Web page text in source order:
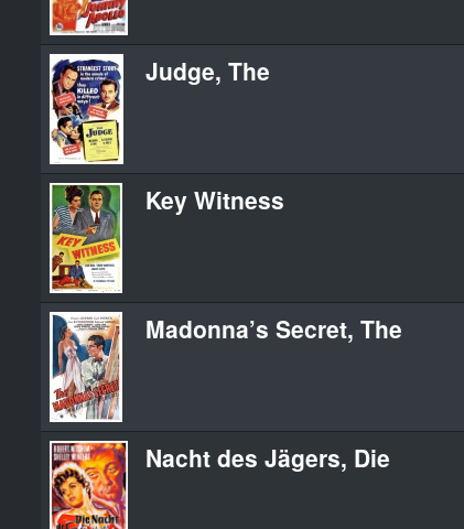
Judge, The
Key Witness
Madonna’s Secret, The
Nacht des Jägers, Die